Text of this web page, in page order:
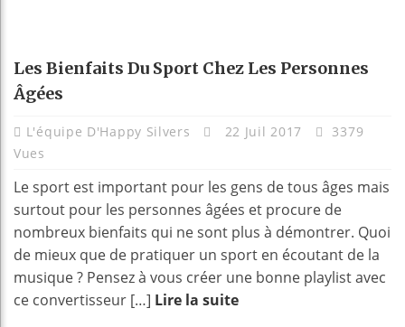
Les Bienfaits Du Sport Chez Les Personnes
Âgées
L'équipe D'Happy Silvers 22 Juil 2017
3379
Vues
Le sport est important pour les gens de tous âges mais
surtout pour les personnes âgées et procure de
nombreux bienfaits qui ne sont plus à démontrer. Quoi
de mieux que de pratiquer un sport en écoutant de la
musique ? Pensez à vous créer une bonne playlist avec
ce convertisseur […] Lire la suite